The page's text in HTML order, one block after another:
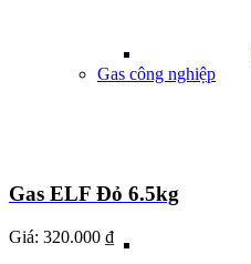
Gas công nghiệp
Gas ELF Đỏ 6.5kg
Giá: 320.000 ₫